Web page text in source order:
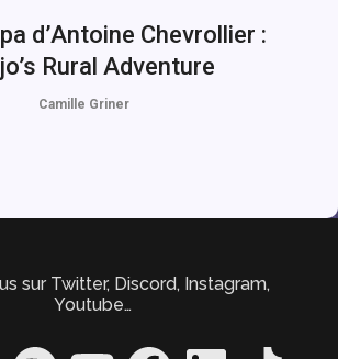
d’Antoine Chevrollier :
Rural Adventure
Camille Griner
sur Twitter, Discord, Instagram,
Youtube…
Spotify YouTube FacebookLinkedIn TikTok